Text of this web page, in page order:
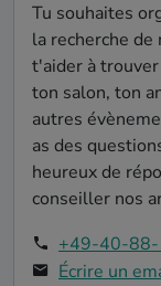
Tu souhaites
la recherche
t'aider à
ton salon, ton
autres
as des
heureux de
conseiller nos
+49-40-
Écrire un